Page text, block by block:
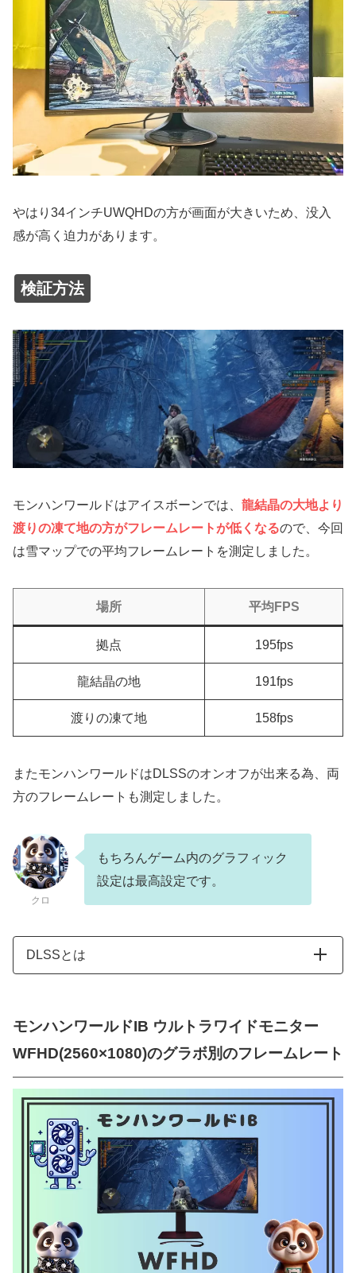
やはり34インチUWQHDの方が画面が大きいため、没入
感が高く迫力があります。
検証方法
モンハンワールドはアイスボーンでは、 龍結晶の大地より
渡りの凍て地の方がフレームレートが低くなるので、今回
は雪マップでの平均フレームレートを測定しました。
場所 平均FPS
拠点 195fps
龍結晶の地 191fps
渡りの凍て地 158fps
またモンハンワールドはDLSSのオンオフが出来る為、両
方のフレームレートも測定しました。
クロ
もちろんゲーム内のグラフィック
設定は最高設定です。
DLSSとは
クロ
要するにDLSSを入れることで
フレームレートが向上します
モンハンワールドIB ウルトラワイドモニター
WFHD(2560×1080)のグラボ別のフレームレート